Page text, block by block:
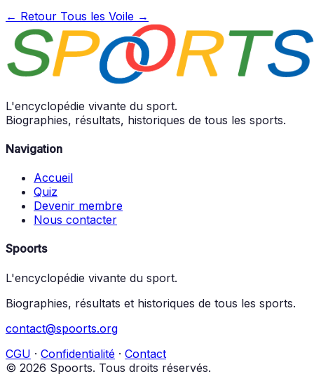
← Retour Tous les Voile →
L'encyclopédie vivante du sport.
Biographies, résultats, historiques de tous les sports.
Navigation
Accueil
Quiz
Devenir membre
Nous contacter
Spoorts
L'encyclopédie vivante du sport.
Biographies, résultats et historiques de tous les sports.
contact@spoorts.org
CGU · Confidentialité · Contact
© 2026 Spoorts. Tous droits réservés.